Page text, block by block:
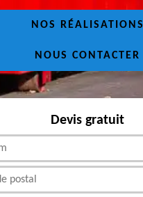
NOS RÉALISATIONS
NOUS CONTACTER
Devis gratuit